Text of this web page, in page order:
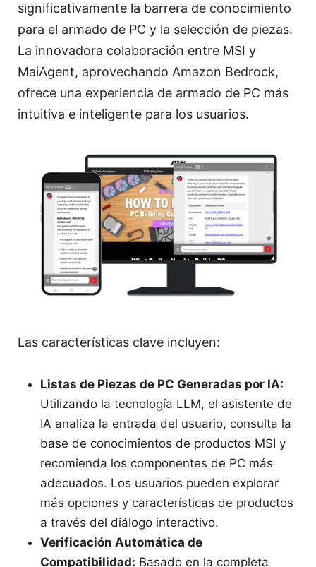
significativamente la barrera de conocimiento
para el armado de PC y la selección de piezas.
La innovadora colaboración entre MSI y
MaiAgent, aprovechando Amazon Bedrock,
ofrece una experiencia de armado de PC más
intuitiva e inteligente para los usuarios.
Las características clave incluyen:
Listas de Piezas de PC Generadas por IA:
Utilizando la tecnología LLM, el asistente de
IA analiza la entrada del usuario, consulta la
base de conocimientos de productos MSI y
recomienda los componentes de PC más
adecuados. Los usuarios pueden explorar
más opciones y características de productos
a través del diálogo interactivo.
Verificación Automática de
Compatibilidad: Basado en la completa